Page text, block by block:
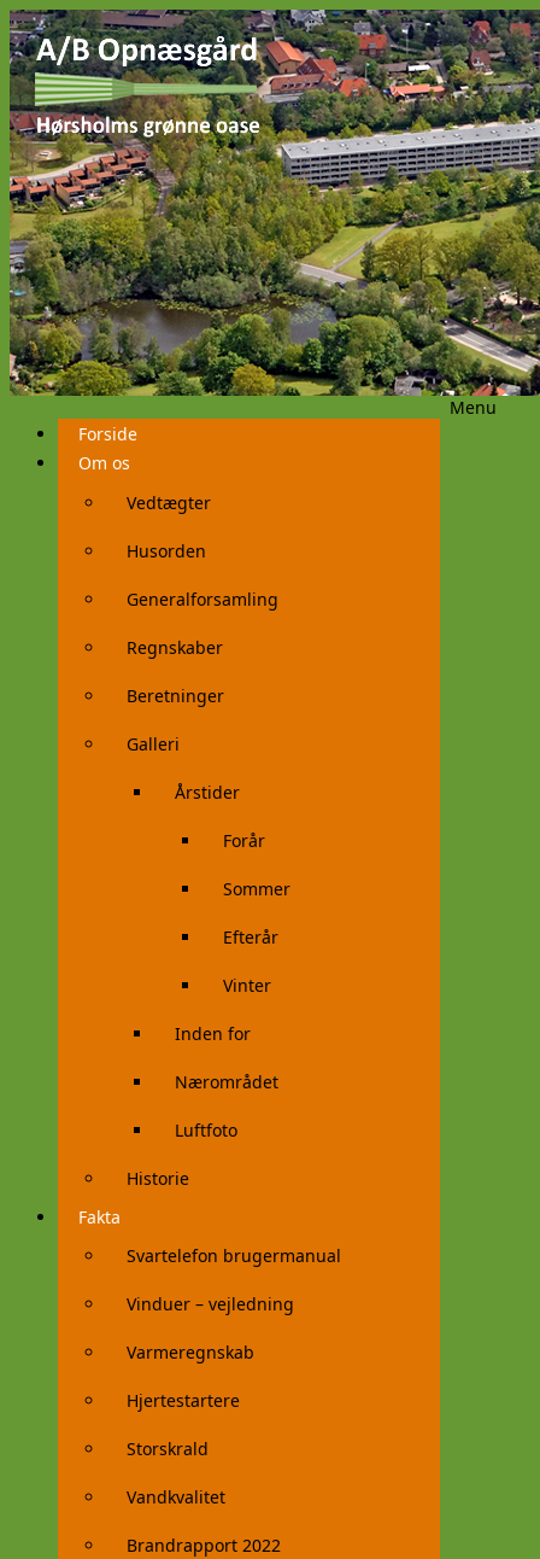
Menu
Videre
til
indhold
Forside
Om os
Vedtægter
Husorden
Generalforsamling
Regnskaber
Beretninger
Galleri
Årstider
Forår
Sommer
Efterår
Vinter
Inden for
Nærområdet
Luftfoto
Historie
Fakta
Svartelefon brugermanual
Vinduer – vejledning
Varmeregnskab
Hjertestartere
Storskrald
Vandkvalitet
Brandrapport 2022